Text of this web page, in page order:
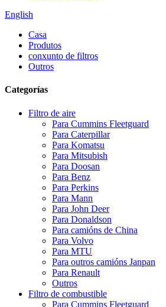
English
Casa
Produtos
conxunto de filtros
Outros
Categorías
Filtro de aire
Para Cummins Fleetguard
Para Caterpillar
Para Komatsu
Para Mitsubish
Para Doosan
Para Benz
Para Perkins
Para Mann
Para John Deer
Para Donaldson
Para camións de China
Para Volvo
Para MTU
Para outros camións Janpan
Para Renault
Outros
Filtro de combustible
Para Cummins Fleetguard